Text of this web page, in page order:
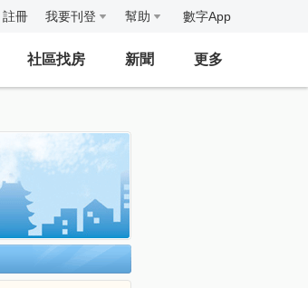
註冊 我要刊登 幫助 數字App
社區找房 新聞 更多